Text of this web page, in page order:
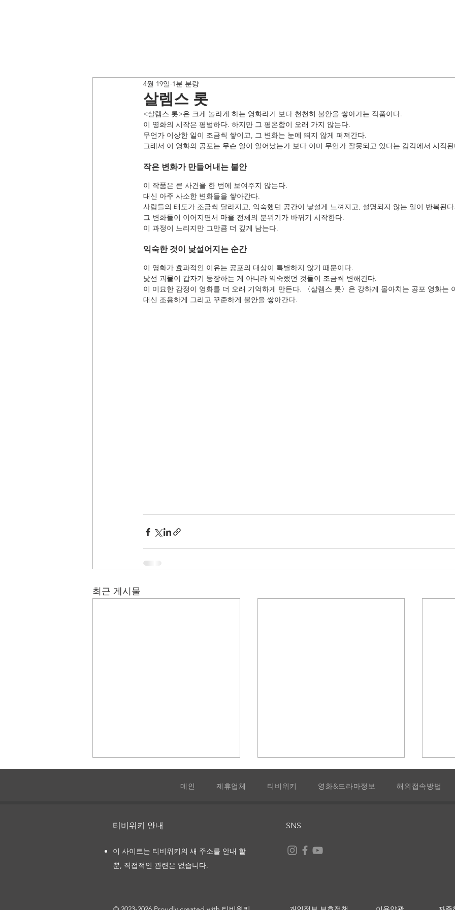
살렘스 롯
4월 19일 1분 분량
<살렘스 롯>은 크게 놀라게 하는 영화라기 보다 천천히 불안을 쌓아가는 작품이다.
이 영화의 시작은 평범하다. 하지만 그 평온함이 오래 가지 않는다.
무언가 이상한 일이 조금씩 쌓이고, 그 변화는 눈에 띄지 않게 퍼져간다.
그래서 이 영화의 공포는 무슨 일이 일어났는가 보다 이미 무언가 잘못되고 있다는 감각에서 시작
작은 변화가 만들어내는 불안
이 작품은 큰 사건을 한 번에 보여주지 않는다.
대신 아주 사소한 변화들을 쌓아간다.
사람들의 태도가 조금씩 달라지고, 익숙했던 공간이 낯설게 느껴지고, 설명되지 않는 일이 반복된
그 변화들이 이어지면서 마을 전체의 분위기가 바뀌기 시작한다.
이 과정이 느리지만 그만큼 더 깊게 남는다.
익숙한 것이 낯설어지는 순간
이 영화가 효과적인 이유는 공포의 대상이 특별하지 않기 때문이다.
낯선 괴물이 갑자기 등장하는 게 아니라 익숙했던 것들이 조금씩 변해간다.
이 미묘한 감정이 영화를 더 오래 기억하게 만든다. 〈살렘스 롯〉은 강하게 몰아치는 공포 영화는
대신 조용하게 그리고 꾸준하게 불안을 쌓아간다.
최근 게시물
캐치 미 이프 유 캔
메인 제휴업체 티비위키 영화&드라마정보 해외접속방법
티비위키 안내
이 사이트는 티비위키의 새 주소를 안내 할
뿐, 직접적인 관련은 없습니다.
SNS